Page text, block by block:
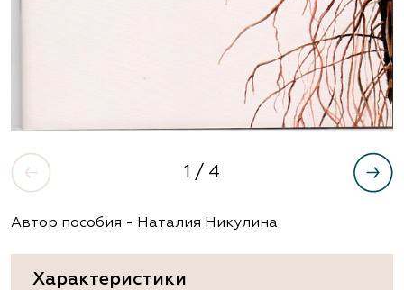
1 / 4
Автор пособия - Наталия Никулина
Характеристики